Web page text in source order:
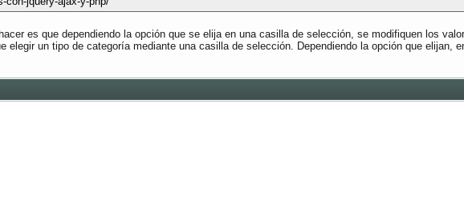
es que dependiendo la opción que se elija en una casilla de selección, se modifiquen los
elegir un tipo de categoría mediante una casilla de selección. Dependiendo la opción que elijan,